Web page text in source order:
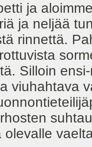
ja
ja neljää
rinnettä.
Silloin
viuhahtava
olevalle